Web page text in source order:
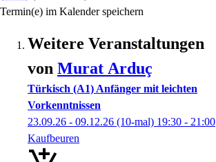
Termin(e) im Kalender speichern
Weitere Veranstaltungen
von Murat Arduç
Türkisch (A1) Anfänger mit leichten
Vorkenntnissen
23.09.26 - 09.12.26 (10-mal) 19:30 - 21:00
Kaufbeuren